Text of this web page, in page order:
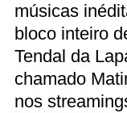
músicas
bloco inteiro
Tendal da
chamado
nos